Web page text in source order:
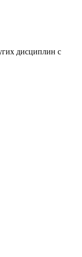
дисциплин с